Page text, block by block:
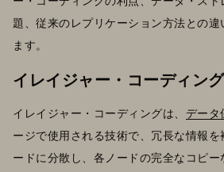
題、従来のレプリケーション方法との
ます。
イレイジャー・コーディン
イレイジャー・コーディングは、 データ
ージで使用される技術で、冗長な情報を
ードに分散し、各ノードの完全なコピ